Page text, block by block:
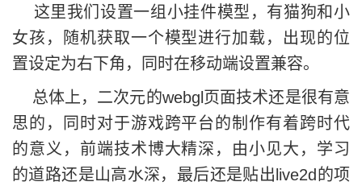
这里我们设置一组小挂件模型，有猫狗和小
女孩，随机获取一个模型进行加载，出现的位
置设定为右下角，同时在移动端设置兼容。
总体上，二次元的webgl页面技术还是很有意
思的，同时对于游戏跨平台的制作有着跨时代
的意义，前端技术博大精深，由小见大，学习
的道路还是山高水深，最后还是贴出live2d的项